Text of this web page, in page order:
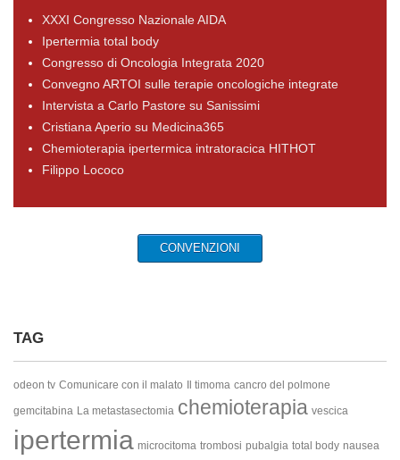
XXXI Congresso Nazionale AIDA
Ipertermia total body
Congresso di Oncologia Integrata 2020
Convegno ARTOI sulle terapie oncologiche integrate
Intervista a Carlo Pastore su Sanissimi
Cristiana Aperio su Medicina365
Chemioterapia ipertermica intratoracica HITHOT
Filippo Lococo
CONVENZIONI
TAG
odeon tv Comunicare con il malato Il timoma cancro del polmone
gemcitabina La metastasectomia chemioterapia vescica
ipertermia microcitoma trombosi pubalgia total body nausea